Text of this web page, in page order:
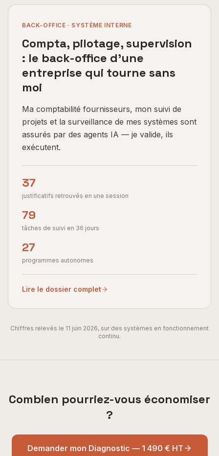
BACK-OFFICE · SYSTÈME INTERNE
Compta, pilotage, supervision
: le back-office d'une
entreprise qui tourne sans
moi
Ma comptabilité fournisseurs, mon suivi de
projets et la surveillance de mes systèmes sont
assurés par des agents IA — je valide, ils
exécutent.
37
justificatifs retrouvés en une session
79
tâches de suivi en 36 jours
27
programmes autonomes
Lire le dossier complet
Chiffres relevés le 11 juin 2026, sur des systèmes en fonctionnement
continu.
Combien pourriez-vous économiser
?
Demander mon Diagnostic — 1 490 € HT